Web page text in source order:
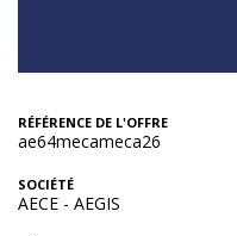
RÉFÉRENCE DE L'OFFRE
ae64mecameca26
SOCIÉTÉ
AECE - AEGIS